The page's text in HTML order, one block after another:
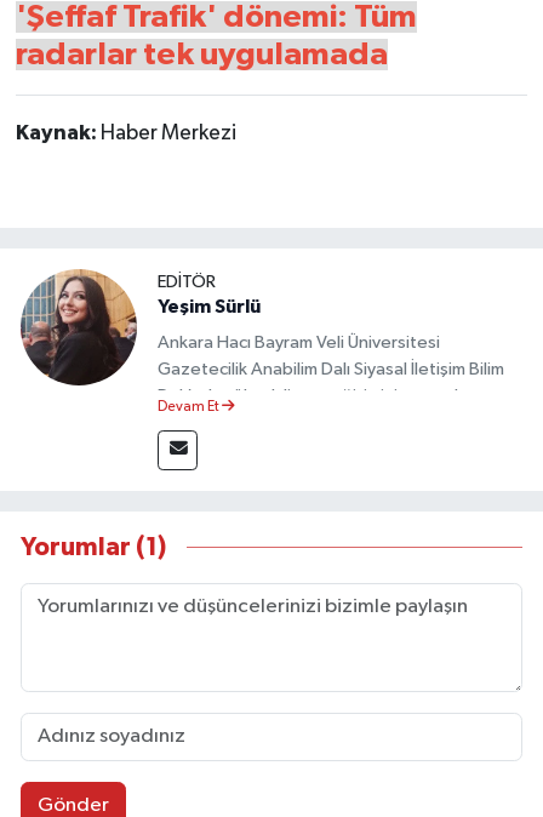
'Şeffaf Trafik' dönemi: Tüm
radarlar tek uygulamada
Kaynak: Haber Merkezi
EDİTÖR
Yeşim Sürlü
Ankara Hacı Bayram Veli Üniversitesi
Gazetecilik Anabilim Dalı Siyasal İletişim Bilim
Dalı’nda yüksek lisans eğitimini tamamlamıştır.
akademik çalışmalar gerçekleştirmiştir.
Taşköprü Postası internet haber sitesinde
Devam Et
Yorumlar (1)
Gönder